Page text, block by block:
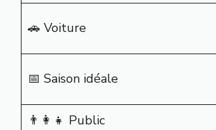
🚗 Voiture
📅 Saison idéale
👨‍👩‍👧 Public